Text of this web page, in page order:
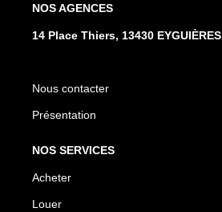
NOS AGENCES
14 Place Thiers, 13430 EYGUIÈRES
Nous contacter
Présentation
NOS SERVICES
Acheter
Louer